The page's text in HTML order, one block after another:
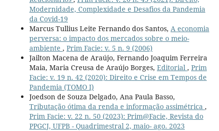
Modernidade, Complexidade e Desafios da Pandemia
da Covid-19
Marcus Tullius Leite Fernando dos Santos, A economia
perversa: o impacto dos mercados sobre o meio-
ambiente , Prim Facie: v. 5 n. 9 (2006)
Jailton Macena de Araújo, Fernando Joaquim Ferreira
Maia, Maria Creusa de Araújo Borges, Editorial , Prim
Facie: v. 19 n. 42 (2020): Direito e Crise em Tempos de
Pandemia (TOMO I)
Joedson de Souza Delgado, Ana Paula Basso,
Tributação ótima da renda e informação assimétrica ,
Prim Facie: v. 22 n. 50 (2023): Prim@Facie, Revista do
PPGCJ, UFPB - Quadrimestral 2, maio- ago. 2023